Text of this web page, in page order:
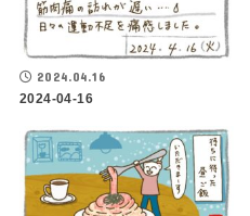
2024.04.16
2024-04-16